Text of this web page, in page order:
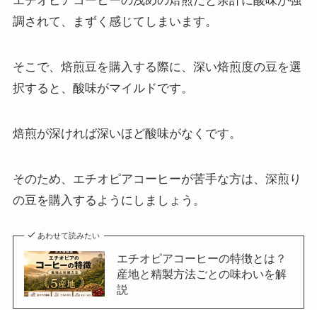
調されて、まずく感じてしまいます。
そこで、焙煎豆を購入する際に、深い焙煎度の豆を選
択すると、酸味がマイルドです。
焙煎が深ければ深いほど酸味がなくです。
そのため、エチオピアコーヒーが苦手な方は、深煎り
の豆を購入するようにしましょう。
あわせて読みたい
エチオピアコーヒーの特徴とは？
産地と精製方法ごとの味わいを解
説